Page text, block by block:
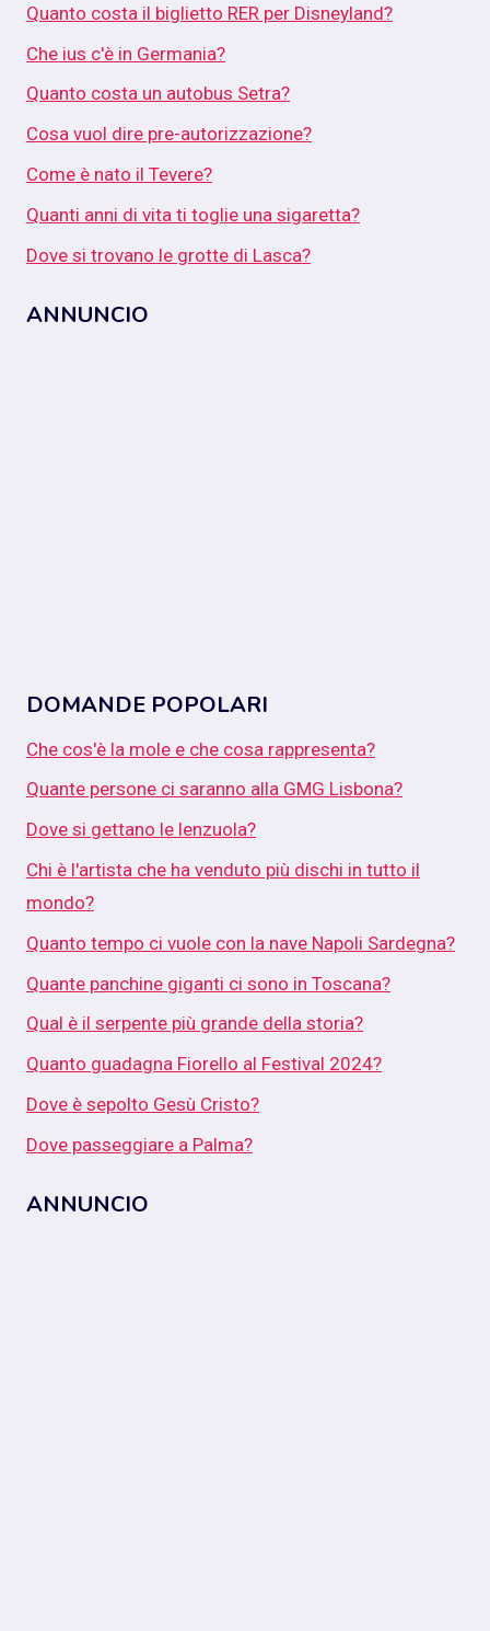
Quanto costa il biglietto RER per Disneyland?
Che ius c'è in Germania?
Quanto costa un autobus Setra?
Cosa vuol dire pre-autorizzazione?
Come è nato il Tevere?
Quanti anni di vita ti toglie una sigaretta?
Dove si trovano le grotte di Lasca?
ANNUNCIO
DOMANDE POPOLARI
Che cos'è la mole e che cosa rappresenta?
Quante persone ci saranno alla GMG Lisbona?
Dove si gettano le lenzuola?
Chi è l'artista che ha venduto più dischi in tutto il
mondo?
Quanto tempo ci vuole con la nave Napoli Sardegna?
Quante panchine giganti ci sono in Toscana?
Qual è il serpente più grande della storia?
Quanto guadagna Fiorello al Festival 2024?
Dove è sepolto Gesù Cristo?
Dove passeggiare a Palma?
ANNUNCIO